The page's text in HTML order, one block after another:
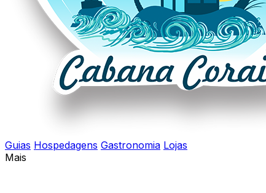
Guias Hospedagens Gastronomia Lojas
Mais